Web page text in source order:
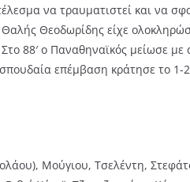
να τραυματιστεί και να
Θεοδωρίδης είχε
88′ ο Παναθηναϊκός μείωσε με
επέμβαση κράτησε το 1-
Μούγιου, Τσελέντη,